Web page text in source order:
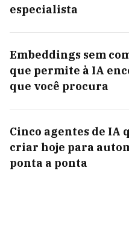
especialista
Embeddings sem
que permite à IA
que você procura
Cinco agentes de IA
criar hoje para
ponta a ponta